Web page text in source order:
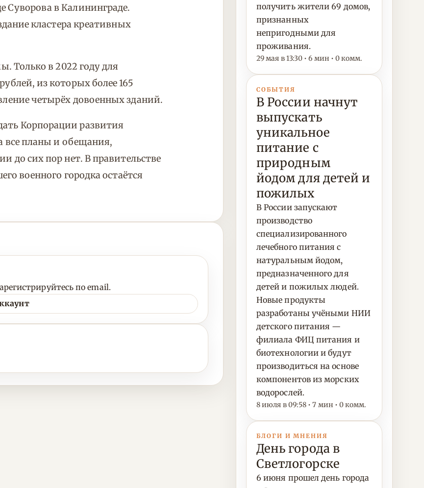
в Калининграде.
кластера креативных
Только в 2022 году для
из которых более 165
четырёх довоенных зданий.
Корпорации развития
все планы и обещания,
до сих пор нет. В правительстве
военного городка остаётся
по email.
получить жители 69 домов,
признанных
непригодными для
проживания.
29 мая в 13:30 • 6 мин • 0 комм.
СОБЫТИЯ
В России начнут
выпускать
уникальное
питание с
природным
йодом для детей и
пожилых
В России запускают
производство
специализированного
лечебного питания с
натуральным йодом,
предназначенного для
детей и пожилых людей.
Новые продукты
разработаны учёными НИИ
детского питания —
филиала ФИЦ питания и
биотехнологии и будут
производиться на основе
компонентов из морских
водорослей.
8 июля в 09:58 • 7 мин • 0 комм.
БЛОГИ И МНЕНИЯ
День города в
Светлогорске
6 июня прошел день города